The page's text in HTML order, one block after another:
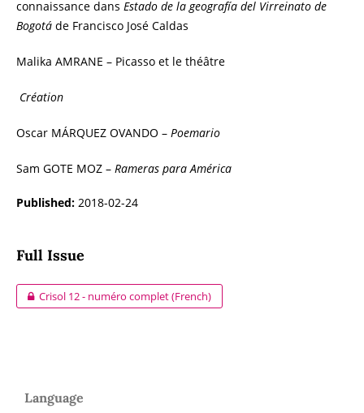
connaissance dans Estado de la geografía del Virreinato de
Bogotáde Francisco José Caldas
Malika AMRANE – Picasso et le théâtre
Création
Oscar MÁRQUEZ OVANDO – Poemario
Sam GOTE MOZ – Rameras para América
Published: 2018-02-24
Full Issue
Crisol 12 - numéro complet (French)
Language